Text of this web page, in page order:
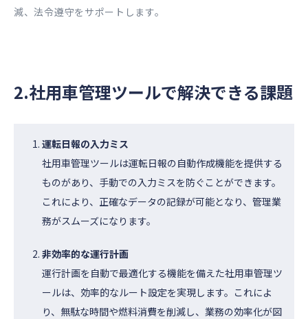
減、法令遵守をサポートします。
2.社用車管理ツールで解決できる課題
運転日報の入力ミス
社用車管理ツールは運転日報の自動作成機能を提供する
ものがあり、手動での入力ミスを防ぐことができます。
これにより、正確なデータの記録が可能となり、管理業
務がスムーズになります。
非効率的な運行計画
運行計画を自動で最適化する機能を備えた社用車管理ツ
ールは、効率的なルート設定を実現します。これによ
り、無駄な時間や燃料消費を削減し、業務の効率化が図